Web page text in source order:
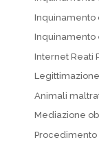
Inquinamento
Internet Reati
Animali
Mediazione
Procedimento